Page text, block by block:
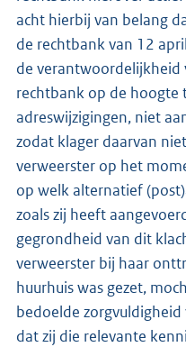
acht hierbij van belang
de rechtbank van 12
de verantwoordelijkheid
rechtbank op de hoogte
adreswijzigingen, niet
zodat klager daarvan
verweerster op het
op welk alternatief
zoals zij heeft
gegrondheid van dit
verweerster bij haar
huurhuis was gezet,
bedoelde
dat zij die relevante